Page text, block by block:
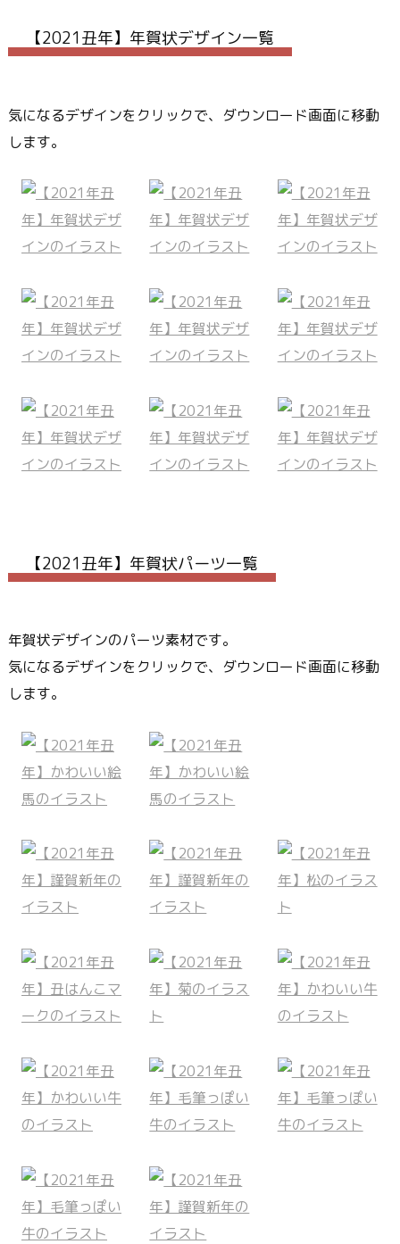
【2021丑年】年賀状デザイン一覧
気になるデザインをクリックで、ダウンロード画面に移動
します。
【2021丑年】年賀状パーツ一覧
年賀状デザインのパーツ素材です。
気になるデザインをクリックで、ダウンロード画面に移動
します。